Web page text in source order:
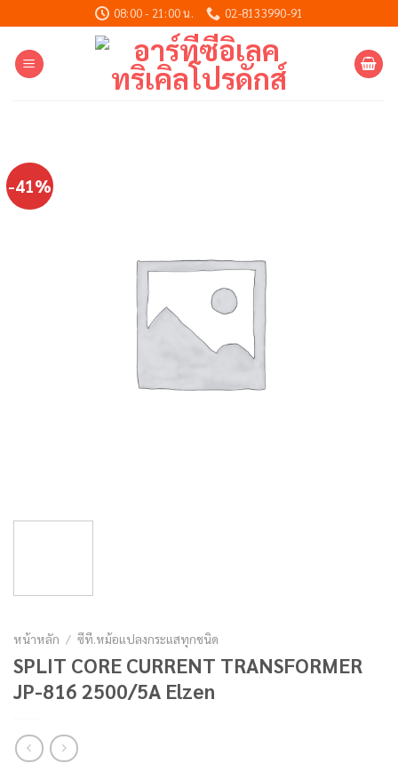
to
content
08:00 - 21:00 น. 02-8133990-91
-41%
หน้าหลัก / ซีที.หม้อแปลงกระแสทุกชนิด
SPLIT CORE CURRENT TRANSFORMER
JP-816 2500/5A Elzen